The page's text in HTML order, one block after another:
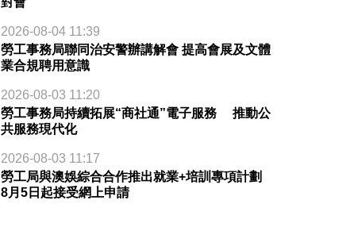
2026-08-04 11:39
勞工事務局聯同治安警辦講解會 提高會展及文體
業合規聘用意識
2026-08-03 11:20
勞工事務局持續拓展“商社通”電子服務 推動公
共服務現代化
2026-08-03 11:17
勞工局與澳娛綜合合作推出就業+培訓專項計劃
8月5日起接受網上申請